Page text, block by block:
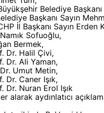
Belediye
Başkanı Sayın
İl Başkanı Sayın Erden
Sofuoğlu,
Bermek,
Dr. Halil Çivi,
Dr. Ali Yaman,
Dr. Umut Metin,
Dr. Caner Işık,
Dr. Nuran Erol Işık
alarak aydınlatıcı